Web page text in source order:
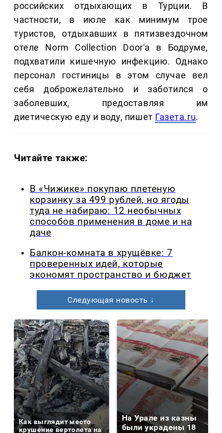
российских отдыхающих в Турции. В
частности, в июле как минимум трое
туристов, отдыхавших в пятизвездочном
отеле Norm Collection Door'a в Бодруме,
подхватили кишечную инфекцию. Однако
персонал гостиницы в этом случае вел
себя доброжелательно и заботился о
заболевших, предоставляя им
диетическую еду и воду, пишет Газета.ru.
Читайте также:
В «Чижике» покупаю плетеную
корзинку за 499 рублей, но ягоды
туда не набираю: 12 необычных
способов применения в доме и на
даче
Балкон-комната в хрущёвке: 7
проверенных идей, которые
экономят пространство и бюджет
Следующая новость ↓
Как выглядит место
крушение вертолета на
На Урале из казны
были украдены 18